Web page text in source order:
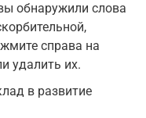
обнаружили слова
справа на
удалить их.
в развитие